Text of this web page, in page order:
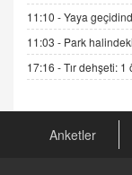
AV.
Kira
11:10 -Yaya
11:03 - Park
17:16 -Tır dehşeti: 1
Anketler